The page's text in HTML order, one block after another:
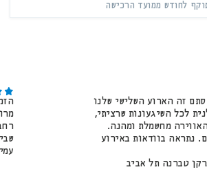
לחודש ממועד הרכישה
זה הארוע השלישי שלנו
לכל השיגעונות שרציתי,
מחשמלת ומהנה.
בעננים. נתראה בוודאות באירוע
טברנה תל אביב